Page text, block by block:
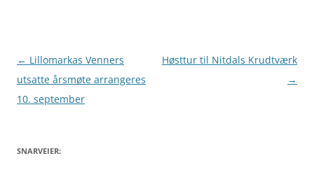
Innleggsnavigasjon
← Lillomarkas Venners
utsatte årsmøte arrangeres
10. september
Høsttur til Nitdals Krudtværk
→
SNARVEIER: